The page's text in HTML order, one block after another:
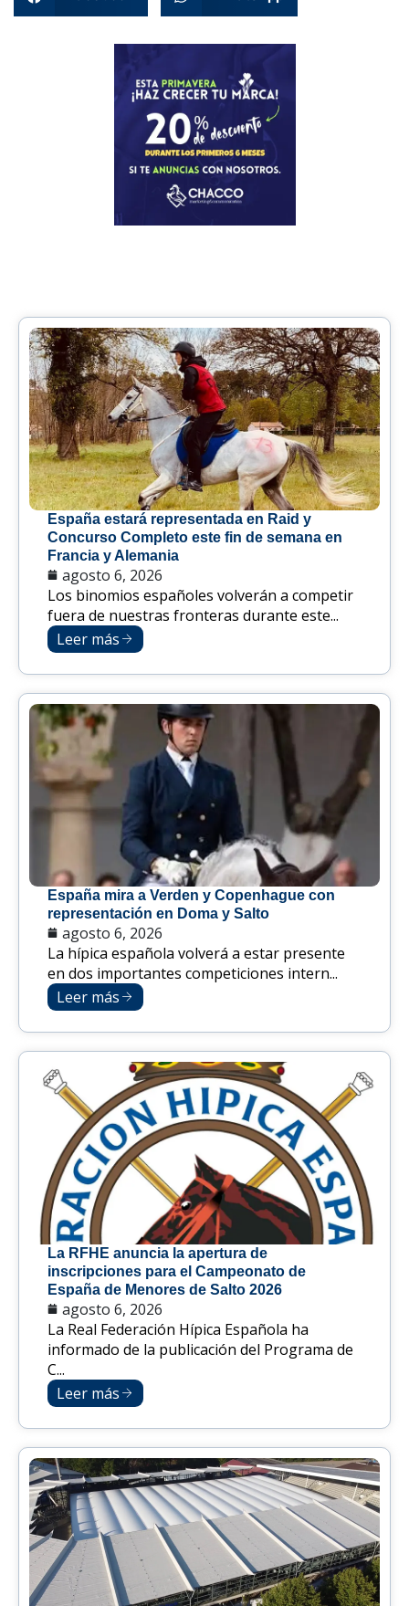
España estará representada en Raid y
Concurso Completo este fin de semana en
Francia y Alemania
agosto 6, 2026
Los binomios españoles volverán a competir
fuera de nuestras fronteras durante este...
Leer más
España mira a Verden y Copenhague con
representación en Doma y Salto
agosto 6, 2026
La hípica española volverá a estar presente
en dos importantes competiciones intern...
Leer más
La RFHE anuncia la apertura de
inscripciones para el Campeonato de
España de Menores de Salto 2026
agosto 6, 2026
La Real Federación Hípica Española ha
informado de la publicación del Programa de
C...
Leer más